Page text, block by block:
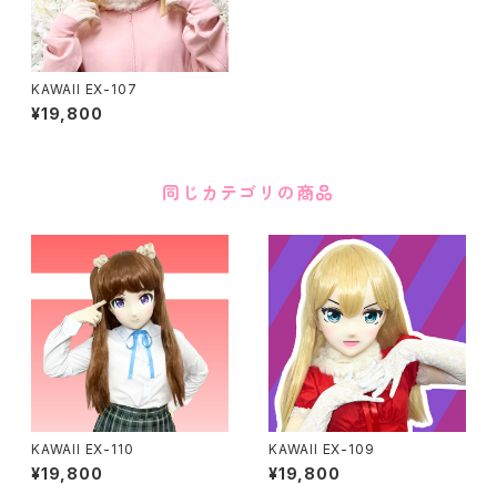
KAWAII EX-107
¥19,800
同じカテゴリの商品
KAWAII EX-110
¥19,800
KAWAII EX-109
¥19,800